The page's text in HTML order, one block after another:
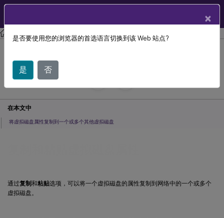
Citrix Provisioning Citrix Provisioning 2106
通过复制和粘贴选项，可以将一个虚拟磁盘的属性复制到网络中的一个或多个
虚拟磁盘。
复制和粘贴虚拟磁盘属性
July 29, 2024
C C
在本文中
将虚拟磁盘属性复制到一个或多个其他虚拟磁盘
×
是否要使用您的浏览器的首选语言切换到该 Web 站点?
是 否